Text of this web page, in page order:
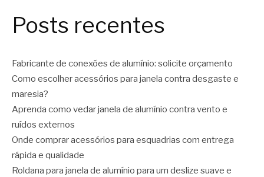
Posts recentes
Fabricante de conexões de alumínio: solicite orçamento
Como escolher acessórios para janela contra desgaste e
maresia?
Aprenda como vedar janela de alumínio contra vento e
ruídos externos
Onde comprar acessórios para esquadrias com entrega
rápida e qualidade
Roldana para janela de alumínio para um deslize suave e